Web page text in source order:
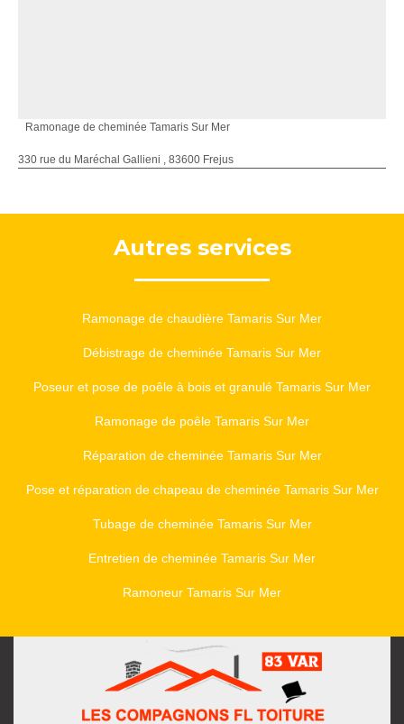
Ramonage de cheminée Tamaris Sur Mer
330 rue du Maréchal Gallieni , 83600 Frejus
Autres services
Ramonage de chaudière Tamaris Sur Mer
Débistrage de cheminée Tamaris Sur Mer
Poseur et pose de poêle à bois et granulé Tamaris Sur Mer
Ramonage de poêle Tamaris Sur Mer
Réparation de cheminée Tamaris Sur Mer
Pose et réparation de chapeau de cheminée Tamaris Sur Mer
Tubage de cheminée Tamaris Sur Mer
Entretien de cheminée Tamaris Sur Mer
Ramoneur Tamaris Sur Mer